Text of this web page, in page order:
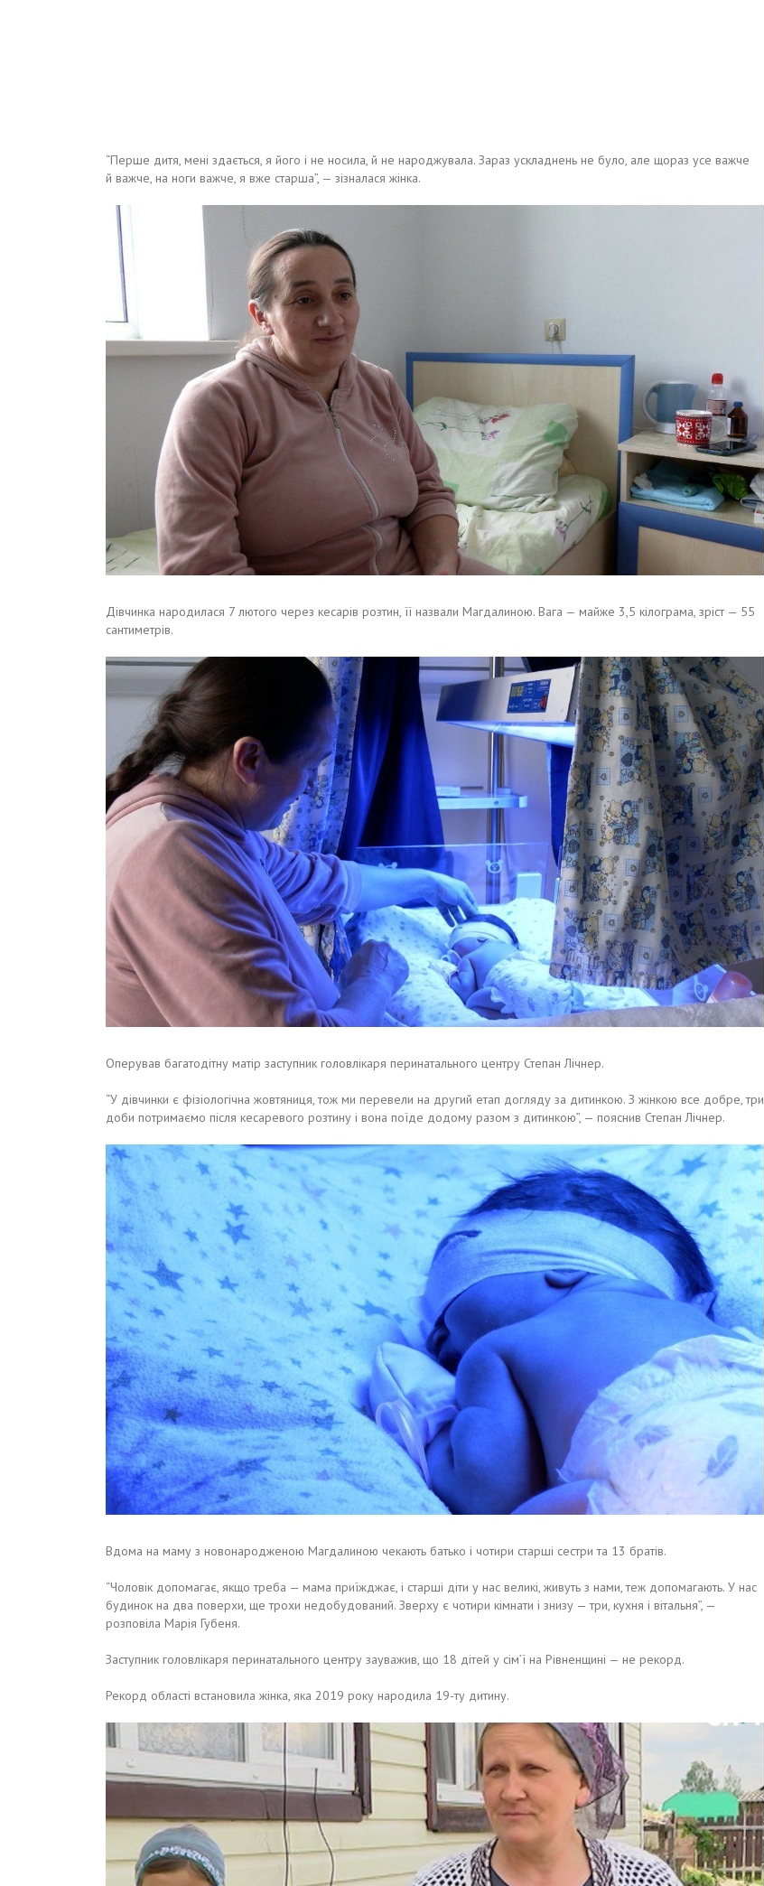
“Перше дитя, мені здається, я його і не носила, й не народжувала. Зараз ускладнень не було, але щораз усе важче
й важче, на ноги важче, я вже старша”, — зізналася жінка.
Дівчинка народилася 7 лютого через кесарів розтин, її назвали Магдалиною. Вага — майже 3,5 кілограма, зріст — 55
сантиметрів.
Оперував багатодітну матір заступник головлікаря перинатального центру Степан Лічнер.
“У дівчинки є фізіологічна жовтяниця, тож ми перевели на другий етап догляду за дитинкою. З жінкою все добре, три
доби потримаємо після кесаревого розтину і вона поїде додому разом з дитинкою”, — пояснив Степан Лічнер.
Вдома на маму з новонародженою Магдалиною чекають батько і чотири старші сестри та 13 братів.
“Чоловік допомагає, якщо треба — мама приїжджає, і старші діти у нас великі, живуть з нами, теж допомагають. У нас
будинок на два поверхи, ще трохи недобудований. Зверху є чотири кімнати і знизу — три, кухня і вітальня”, —
розповіла Марія Губеня.
Заступник головлікаря перинатального центру зауважив, що 18 дітей у сім’ї на Рівненщині — не рекорд.
Рекорд області встановила жінка, яка 2019 року народила 19-ту дитину.